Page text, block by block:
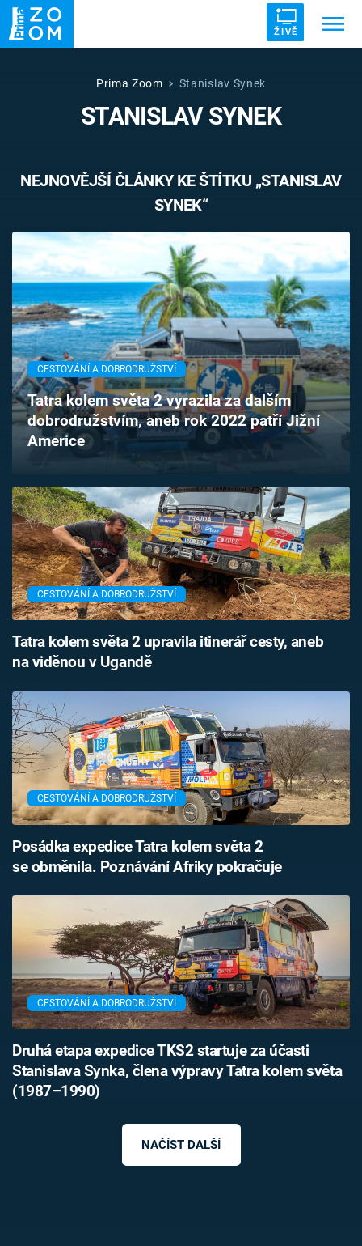
ŽIVĚ
ZRÁDCI UFO DRUHÁ SVĚTOVÁ VÁLKA
VETŘELCI DÁVNOVĚKU
Témata
Pořady
TV Program
Časopis
Sledujte prima+
Sledujte nás
Prima Zoom Stanislav Synek
STANISLAV SYNEK
NEJNOVĚJŠÍ ČLÁNKY KE ŠTÍTKU „STANISLAV
SYNEK“
CESTOVÁNÍ A DOBRODRUŽSTVÍ
Tatra kolem světa 2 vyrazila za dalším
dobrodružstvím, aneb rok 2022 patří Jižní
Americe
CESTOVÁNÍ A DOBRODRUŽSTVÍ
Tatra kolem světa 2 upravila itinerář cesty, aneb
na viděnou v Ugandě
CESTOVÁNÍ A DOBRODRUŽSTVÍ
Posádka expedice Tatra kolem světa 2
se obměnila. Poznávání Afriky pokračuje
CESTOVÁNÍ A DOBRODRUŽSTVÍ
Druhá etapa expedice TKS2 startuje za účasti
Stanislava Synka, člena výpravy Tatra kolem světa
(1987–1990)
NAČÍST DALŠÍ